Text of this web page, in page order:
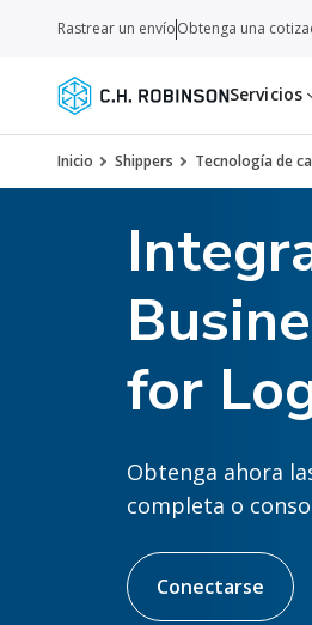
Servicios
Rastrear un envíoObtenga una
Inicio Shippers Tecnología de
for
Obtenga ahora
completa o
Conectarse